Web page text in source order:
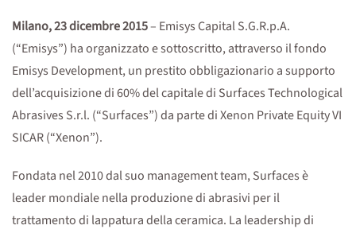
Milano, 23 dicembre 2015– Emisys Capital S.G.R.p.A.
(“Emisys”) ha organizzato e sottoscritto, attraverso il fondo
Emisys Development, un prestito obbligazionario a supporto
dell’acquisizione di 60% del capitale di Surfaces Technological
Abrasives S.r.l. (“Surfaces”) da parte di Xenon Private Equity VI
SICAR (“Xenon”).
Fondata nel 2010 dal suo management team, Surfaces è
leader mondiale nella produzione di abrasivi per il
trattamento di lappatura della ceramica. La leadership di